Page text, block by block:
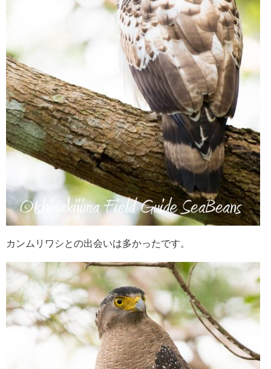
カンムリワシとの出会いは多かったです。